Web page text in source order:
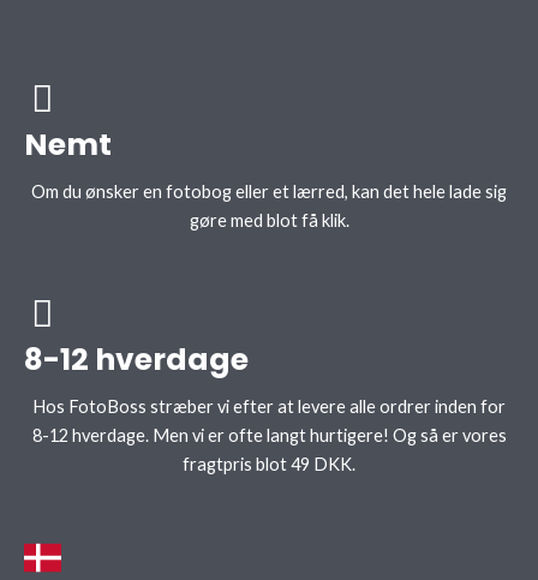
Nemt
Om du ønsker en fotobog eller et lærred, kan det hele lade sig
gøre med blot få klik.
8-12 hverdage
Hos FotoBoss stræber vi efter at levere alle ordrer inden for
8-12 hverdage. Men vi er ofte langt hurtigere! Og så er vores
fragtpris blot 49 DKK.